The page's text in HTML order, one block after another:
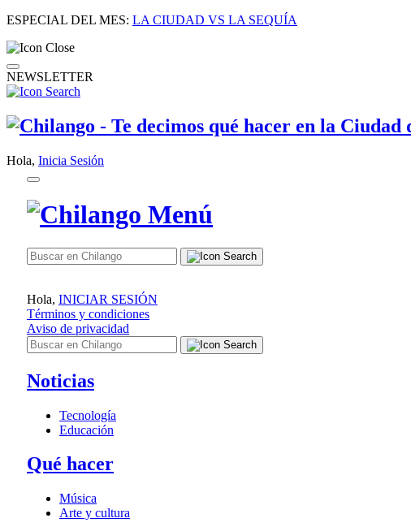
ESPECIAL DEL MES: LA CIUDAD VS LA SEQUÍA
NEWSLETTER
Hola, Inicia Sesión
Hola, INICIAR SESIÓN
Términos y condiciones
Aviso de privacidad
Noticias
Tecnología
Educación
Qué hacer
Música
Arte y cultura